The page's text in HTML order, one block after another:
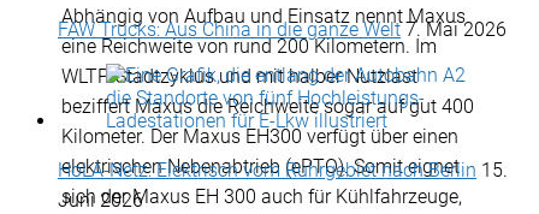
Abhängig von Aufbau und Einsatz nennt Maxus
eine Reichweite von rund 200 Kilometern. Im
WLTP-Stadtzyklus und mit halber Nutzlast
beziffert Maxus die Reichweite sogar auf gut 400
Kilometer. Der Maxus EH300 verfügt über einen
elektrischen Nebenabtrieb (ePTO). Somit eignet
sich der Maxus EH 300 auch für Kühlfahrzeuge,
FAW Trucks: Aus China in die ganze Welt7. Mai 2026
HoLA-Netz: Elektrisch vom Ruhrgebiet nach Berlin 15.
Juni 2026